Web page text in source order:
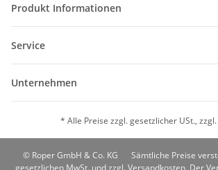
Produkt Informationen
Service
Unternehmen
* Alle Preise zzgl. gesetzlicher USt., zzgl.
© Roper GmbH & Co. KG
Sämtliche Preise
gesetzlichen MwSt. und zzgl. Versandkosten. Der